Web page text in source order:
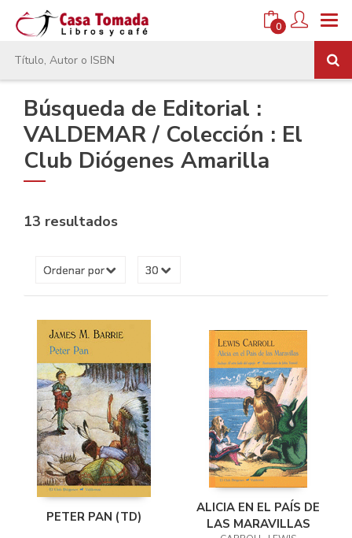
0
Búsqueda de Editorial :
VALDEMAR / Colección : El
Club Diógenes Amarilla
13 resultados
PETER PAN (TD)
ALICIA EN EL PAÍS DE
LAS MARAVILLAS